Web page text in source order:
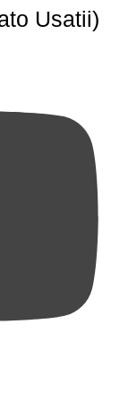
Usatii)